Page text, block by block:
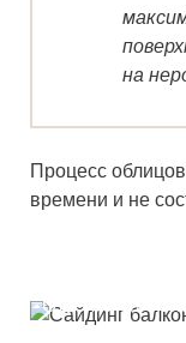
на
Процесс
времени и не
Отделка